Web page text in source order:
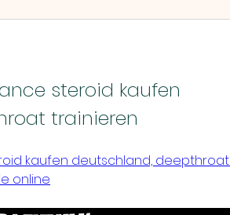
steroid kaufen
trainieren
kaufen deutschland, deepthroat
online